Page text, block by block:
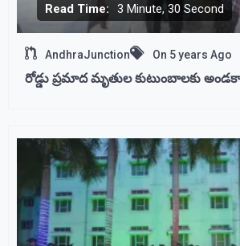
Read Time: 3 Minute, 30 Second
AndhraJunction On 5 years Ago
రోడ్డు ప్రమాద మృతుల కుటుంబాలకు